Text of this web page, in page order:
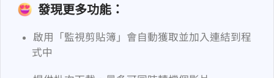
發現更多功能：
啟用「監視剪貼簿」會自動獲取並加入連結到程
式中